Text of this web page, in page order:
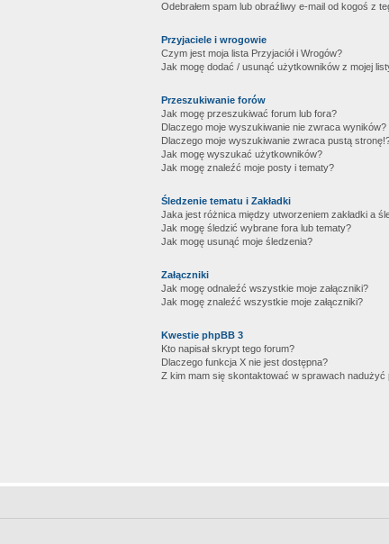
Odebrałem spam lub obraźliwy e-mail od kogoś z
Przyjaciele i wrogowie
Czym jest moja lista Przyjaciół i Wrogów?
Jak mogę dodać / usunąć użytkowników z mojej
Przeszukiwanie forów
Jak mogę przeszukiwać forum lub fora?
Dlaczego moje wyszukiwanie nie zwraca wyników?
Dlaczego moje wyszukiwanie zwraca pustą
Jak mogę wyszukać użytkowników?
Jak mogę znaleźć moje posty i tematy?
Śledzenie tematu i Zakładki
Jaka jest różnica między utworzeniem zakładki a
Jak mogę śledzić wybrane fora lub tematy?
Jak mogę usunąć moje śledzenia?
Załączniki
Jak mogę odnaleźć wszystkie moje załączniki?
Jak mogę znaleźć wszystkie moje załączniki?
Kwestie phpBB 3
Kto napisał skrypt tego forum?
Dlaczego funkcja X nie jest dostępna?
Z kim mam się skontaktować w sprawach